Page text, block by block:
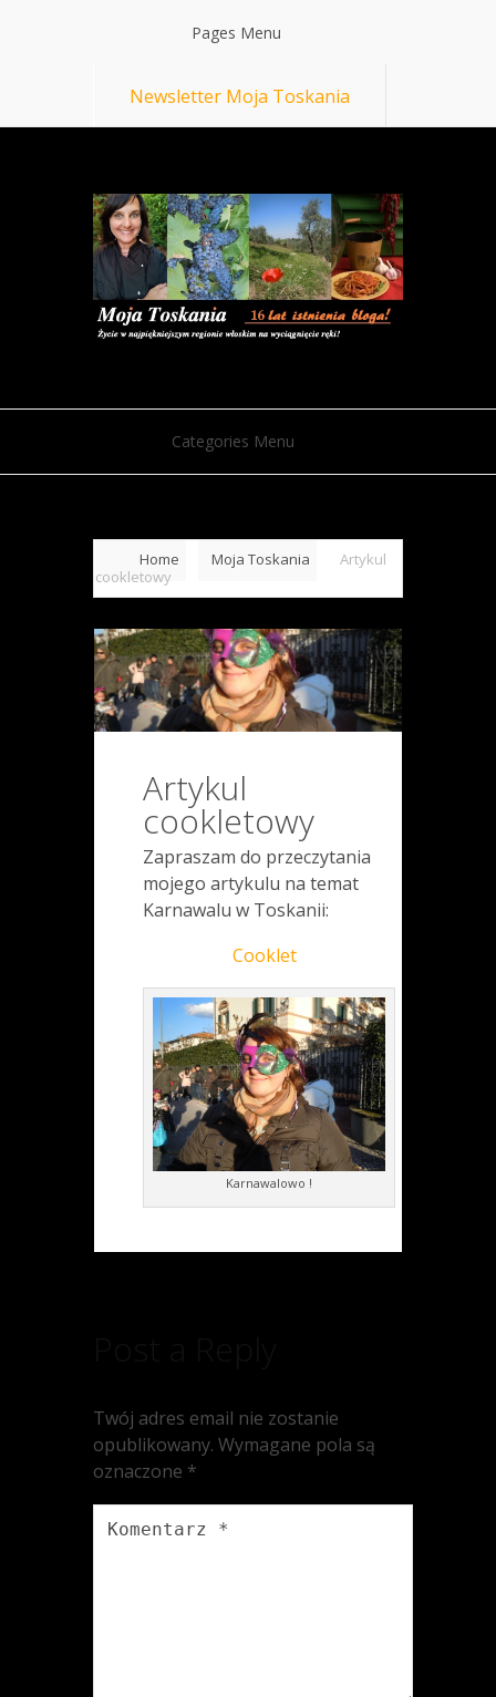
Pages Menu
Newsletter Moja Toskania
Categories Menu
Home Moja Toskania
Artykul
cookletowy
Artykul
cookletowy
Zapraszam do przeczytania
mojego artykulu na temat
Karnawalu w Toskanii:
Cooklet
Karnawalowo !
Twój adres email nie zostanie
opublikowany. Wymagane pola są
oznaczone *